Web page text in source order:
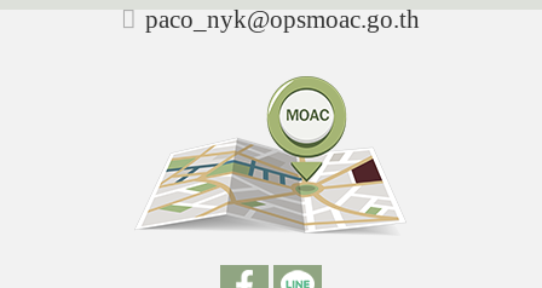
paco_nyk@opsmoac.go.th